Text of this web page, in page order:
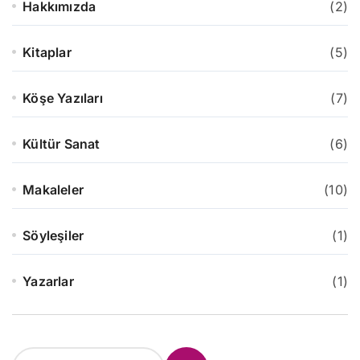
Hakkımızda (2)
Kitaplar (5)
Köşe Yazıları (7)
Kültür Sanat (6)
Makaleler (10)
Söyleşiler (1)
Yazarlar (1)